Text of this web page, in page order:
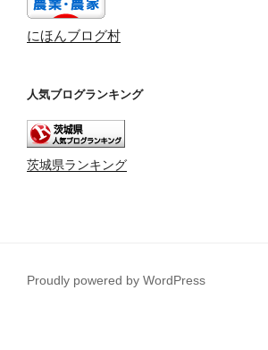
にほんブログ村
人気ブログランキング
茨城県ランキング
Proudly powered by WordPress